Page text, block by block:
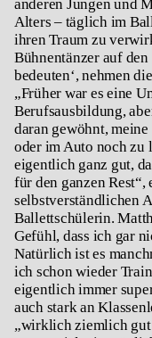
anderen Jungen und
Alters – täglich im
ihren Traum zu
Bühnentänzer auf
bedeuten‘, nehmen
„Früher war es eine
Berufsausbildung,
daran gewöhnt,
oder im Auto noch zu
eigentlich ganz gut,
für den ganzen
selbstverständlichen
Ballettschülerin.
Gefühl, dass ich gar
Natürlich ist es
ich schon wieder
eigentlich immer
auch stark an
„wirklich ziemlich